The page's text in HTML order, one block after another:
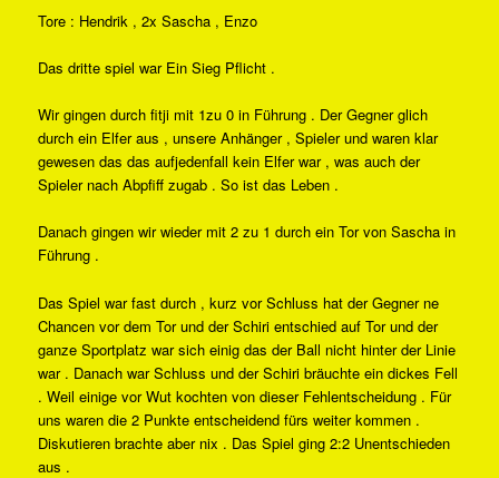
Tore : Hendrik , 2x Sascha , Enzo
Das dritte spiel war Ein Sieg Pflicht .
Wir gingen durch fitji mit 1zu 0 in Führung . Der Gegner glich
durch ein Elfer aus , unsere Anhänger , Spieler und waren klar
gewesen das das aufjedenfall kein Elfer war , was auch der
Spieler nach Abpfiff zugab . So ist das Leben .
Danach gingen wir wieder mit 2 zu 1 durch ein Tor von Sascha in
Führung .
Das Spiel war fast durch , kurz vor Schluss hat der Gegner ne
Chancen vor dem Tor und der Schiri entschied auf Tor und der
ganze Sportplatz war sich einig das der Ball nicht hinter der Linie
war . Danach war Schluss und der Schiri bräuchte ein dickes Fell
. Weil einige vor Wut kochten von dieser Fehlentscheidung . Für
uns waren die 2 Punkte entscheidend fürs weiter kommen .
Diskutieren brachte aber nix . Das Spiel ging 2:2 Unentschieden
aus .